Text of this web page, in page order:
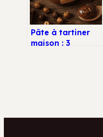
Pâte à tartiner
maison : 3